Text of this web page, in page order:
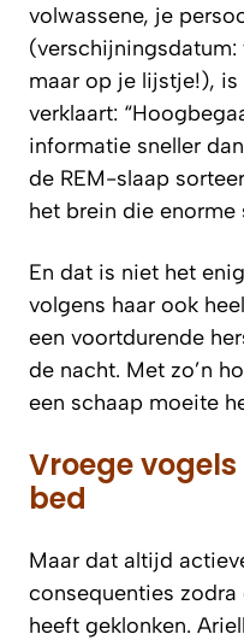
volwassene, je
maar op je lijstje!),
verklaart:
informatie sneller
de REM-slaap
het brein die enorme
En dat is niet het
volgens haar ook
een voortdurende
de nacht. Met zo’n
een schaap moeite
Vroege
bed
Maar dat altijd
consequenties
heeft geklonken.